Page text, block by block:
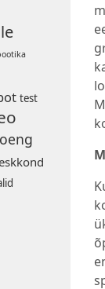
test